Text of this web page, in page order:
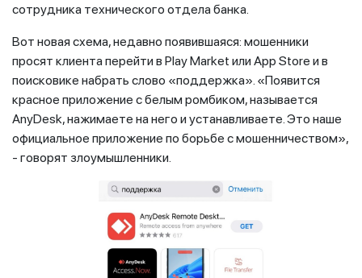
сотрудника технического отдела банка.
Вот новая схема, недавно появившаяся: мошенники
просят клиента перейти в Play Market или App Store и в
поисковике набрать слово «поддержка». «Появится
красное приложение с белым ромбиком, называется
AnyDesk, нажимаете на него и устанавливаете. Это наше
официальное приложение по борьбе с мошенничеством»,
- говорят злоумышленники.